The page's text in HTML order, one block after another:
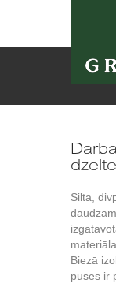
Silta,
materiāla.
Biezā
puses ir